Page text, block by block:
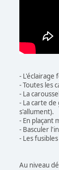
- L'éclairage
- Toutes les
- La
- La carte
s'allument).
- En plaçant
- Basculer
- Les
Au niveau